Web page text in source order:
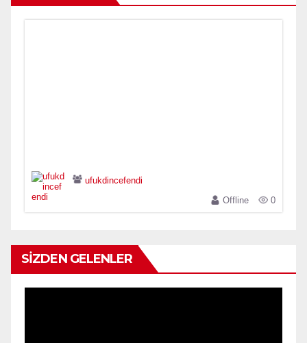
ufukdincefendi
Offline
0
SİZDEN GELENLER